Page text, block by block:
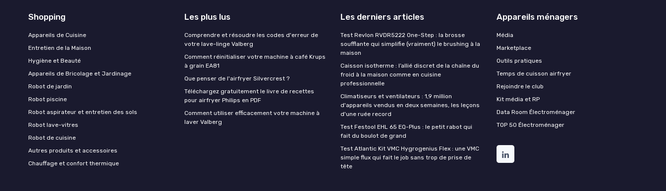
Shopping
Appareils de Cuisine
Entretien de la Maison
Hygiène et Beauté
Appareils de Bricolage et Jardinage
Robot de jardin
Robot piscine
Robot aspirateur et entretien des sols
Robot lave-vitres
Robot de cuisine
Autres produits et accessoires
Chauffage et confort thermique
Les plus lus
Comprendre et résoudre les codes d'erreur de
votre lave-linge Valberg
Comment réinitialiser votre machine à café Krups
à grain EA81
Que penser de l'airfryer Silvercrest ?
Téléchargez gratuitement le livre de recettes
pour airfryer Philips en PDF
Comment utiliser efficacement votre machine à
laver Valberg
Les derniers articles
Test Revlon RVDR5222 One-Step : la brosse
soufflante qui simplifie (vraiment) le brushing à la
maison
Caisson isotherme : l’allié discret de la chaîne du
froid à la maison comme en cuisine
professionnelle
Climatiseurs et ventilateurs : 1,9 million
d'appareils vendus en deux semaines, les leçons
d'une ruée record
Test Festool EHL 65 EQ-Plus : le petit rabot qui
fait du boulot de grand
Test Atlantic Kit VMC Hygrogenius Flex : une VMC
simple flux qui fait le job sans trop de prise de
tête
Appareils ménagers
Média
Marketplace
Outils pratiques
Temps de cuisson airfryer
Rejoindre le club
Kit média et RP
Data Room Électroménager
TOP 50 Électroménager